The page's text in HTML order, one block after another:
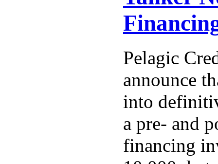
Pelagic
announce
into
a pre- and
financing